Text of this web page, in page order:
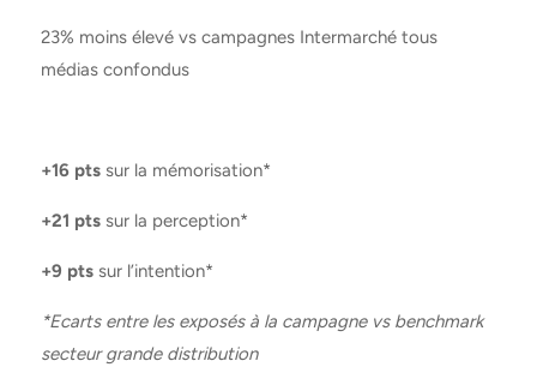
23% moins élevé vs campagnes Intermarché tous
médias confondus
+16 ptssur la mémorisation*
+21 ptssur la perception*
+9 ptssur l’intention*
*Ecarts entre les exposés à la campagne vs benchmark
secteur grande distribution